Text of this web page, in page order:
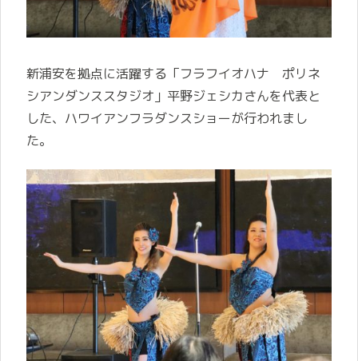
新浦安を拠点に活躍する「フラフイオハナ ポリネ
シアンダンススタジオ」平野ジェシカさんを代表と
した、ハワイアンフラダンスショーが行われまし
た。